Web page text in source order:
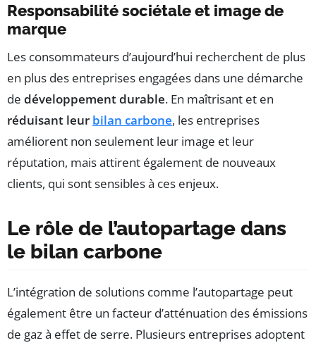
Responsabilité sociétale et image de
marque
Les consommateurs d’aujourd’hui recherchent de plus
en plus des entreprises engagées dans une démarche
de développement durable. En maîtrisant et en
réduisant leur bilan carbone, les entreprises
améliorent non seulement leur image et leur
réputation, mais attirent également de nouveaux
clients, qui sont sensibles à ces enjeux.
Le rôle de l’autopartage dans
le bilan carbone
L’intégration de solutions comme l’autopartage peut
également être un facteur d’atténuation des émissions
de gaz à effet de serre. Plusieurs entreprises adoptent